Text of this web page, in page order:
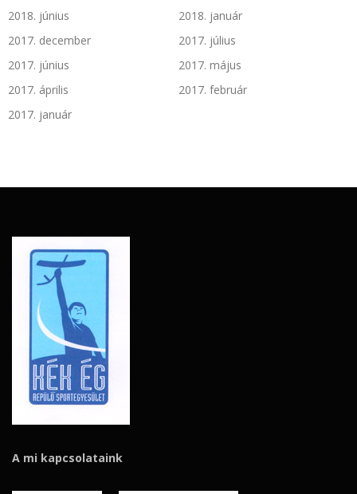
2018. június
2018. január
2017. december
2017. július
2017. június
2017. május
2017. április
2017. február
2017. január
A mi kapcsolataink